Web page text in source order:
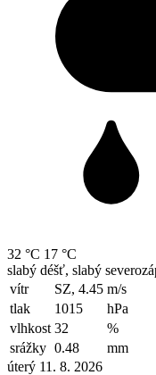
32 °C 17 °C
slabý déšť, slabý
vítr
SZ, 4.45 m/s
tlak
1015
hPa
vlhkost 32
%
srážky 0.48
mm
úterý 11. 8. 2026